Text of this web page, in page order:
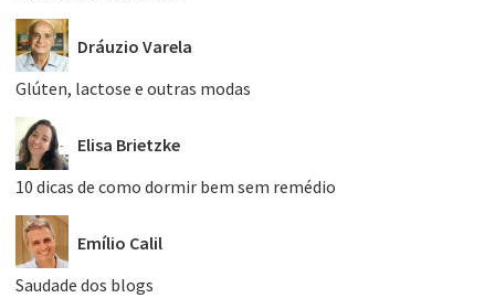
Dráuzio Varela
Glúten, lactose e outras modas
Elisa Brietzke
10 dicas de como dormir bem sem remédio
Emílio Calil
Saudade dos blogs